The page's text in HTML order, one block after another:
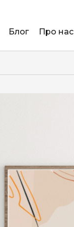
Блог Про нас